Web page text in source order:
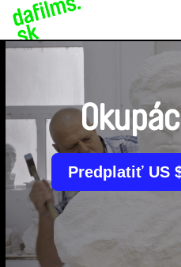
Predplatiť US